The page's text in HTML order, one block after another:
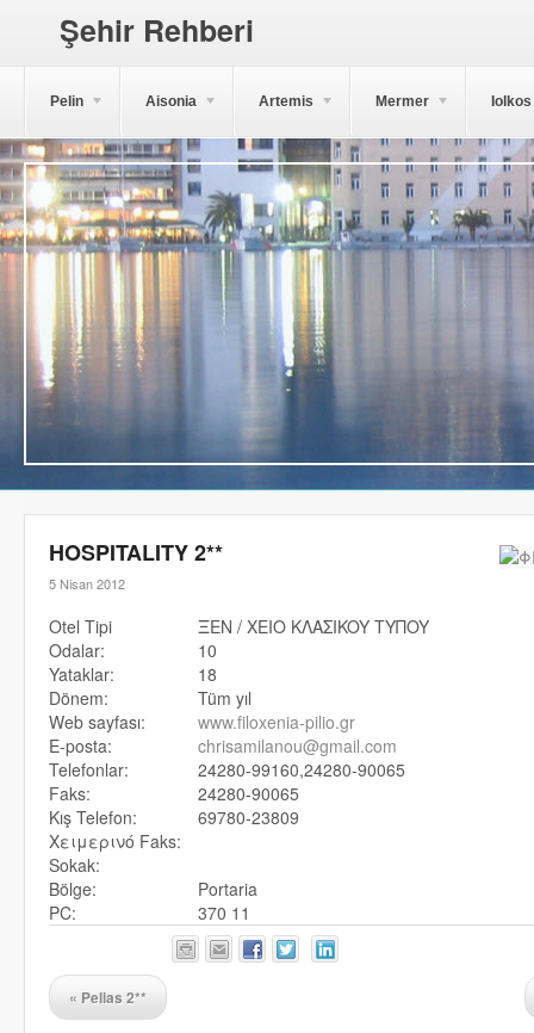
Şehir Rehberi
Pelin Aisonia Artemis Mermer Iolkos
HOSPITALITY 2**
5 Nisan 2012
Otel Tipi
ΞEN / XEIO KΛAΣIKOY TYΠOY
Odalar:
10
Yataklar:
18
Dönem:
Tüm yıl
Web sayfası:
www.filoxenia-pilio.gr
E-posta:
chrisamilanou@gmail.com
Telefonlar:
24280-99160,24280-90065
Faks:
24280-90065
Kış Telefon:
69780-23809
Χειμερινό Faks:
Sokak:
Bölge:
Portaria
PC:
370 11
« Pelias 2**